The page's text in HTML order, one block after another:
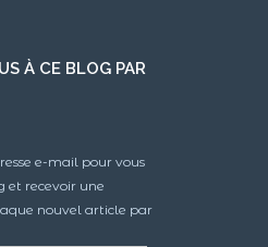
À CE BLOG PAR
e-mail pour vous
et recevoir une
nouvel article par